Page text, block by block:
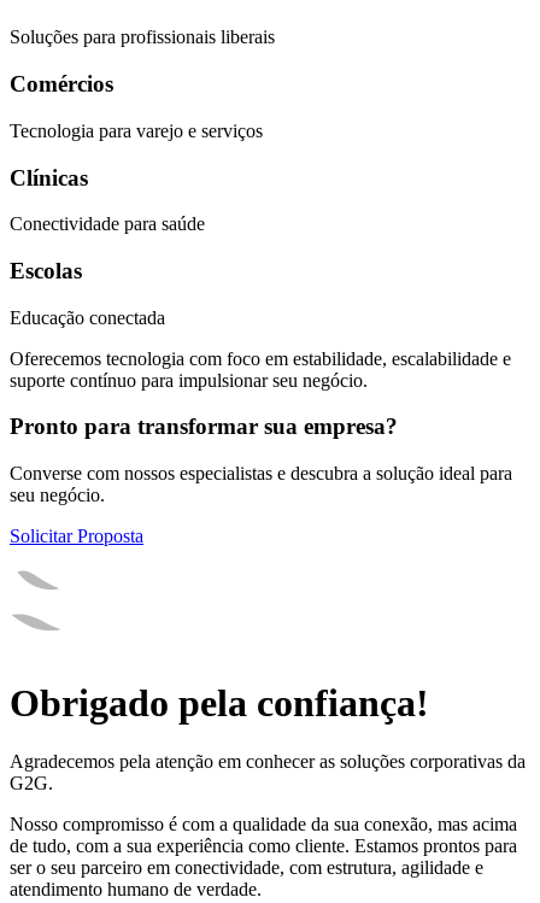
Soluções para profissionais liberais
Comércios
Tecnologia para varejo e serviços
Clínicas
Conectividade para saúde
Escolas
Educação conectada
Oferecemos tecnologia com foco em estabilidade, escalabilidade e
suporte contínuo para impulsionar seu negócio.
Pronto para transformar sua empresa?
Converse com nossos especialistas e descubra a solução ideal para
seu negócio.
Solicitar Proposta
Obrigado pela confiança!
Agradecemos pela atenção em conhecer as soluções corporativas da
G2G.
Nosso compromisso é com a qualidade da sua conexão, mas acima
de tudo, com a sua experiência como cliente. Estamos prontos para
ser o seu parceiro em conectividade, com estrutura, agilidade e
atendimento humano de verdade.